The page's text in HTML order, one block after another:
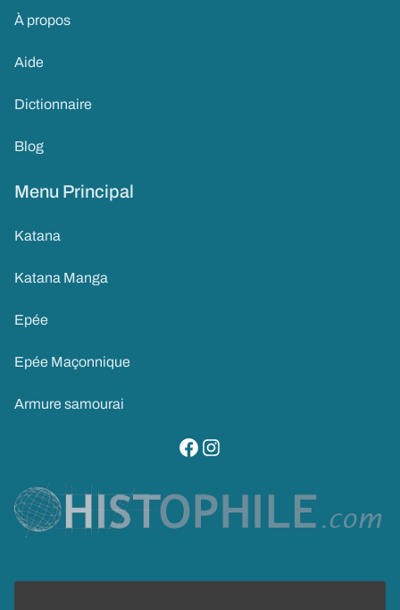
À propos
Aide
Dictionnaire
Blog
Menu Principal
Katana
Katana Manga
Epée
Epée Maçonnique
Armure samourai
visitez notre page facebook
suivez notre compte instagram